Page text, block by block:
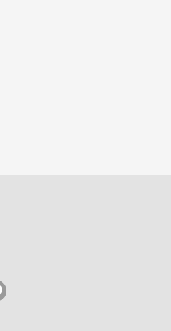
linkedin
ons op instagram
Volg ons op mastodon